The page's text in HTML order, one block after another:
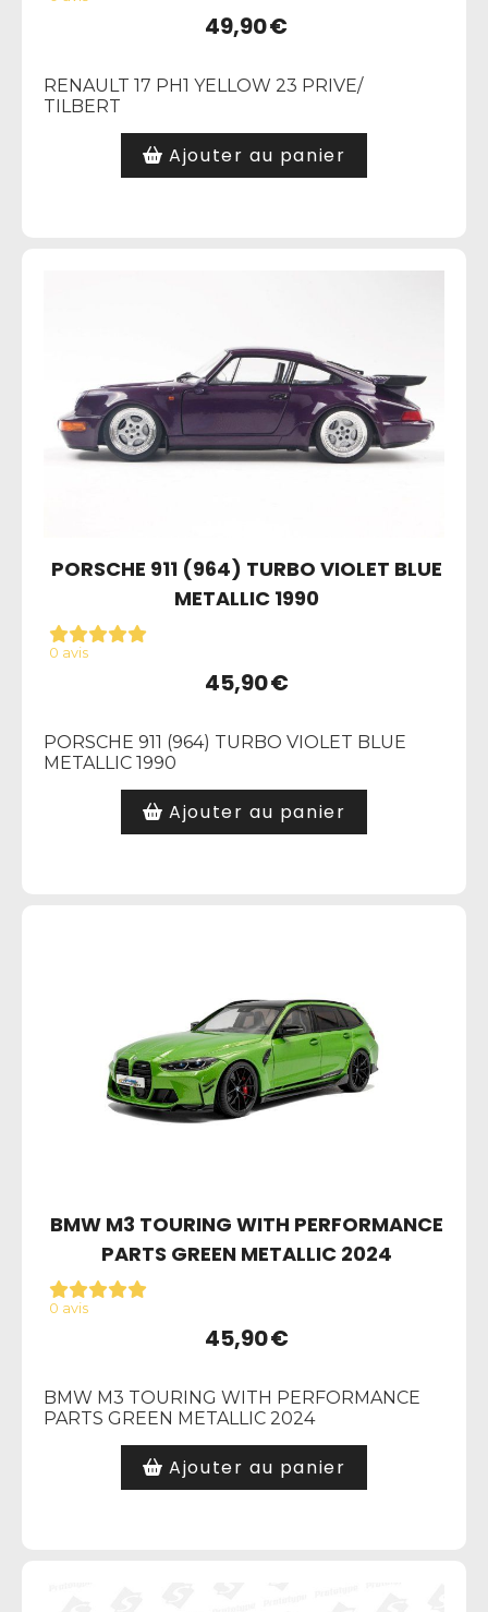
49,90€
RENAULT 17 PH1 YELLOW 23 PRIVE/
TILBERT
Ajouter au panier
PORSCHE 911 (964) TURBO VIOLET BLUE
METALLIC 1990
0 avis
45,90€
PORSCHE 911 (964) TURBO VIOLET BLUE
METALLIC 1990
Ajouter au panier
BMW M3 TOURING WITH PERFORMANCE
PARTS GREEN METALLIC 2024
0 avis
45,90€
BMW M3 TOURING WITH PERFORMANCE
PARTS GREEN METALLIC 2024
Ajouter au panier